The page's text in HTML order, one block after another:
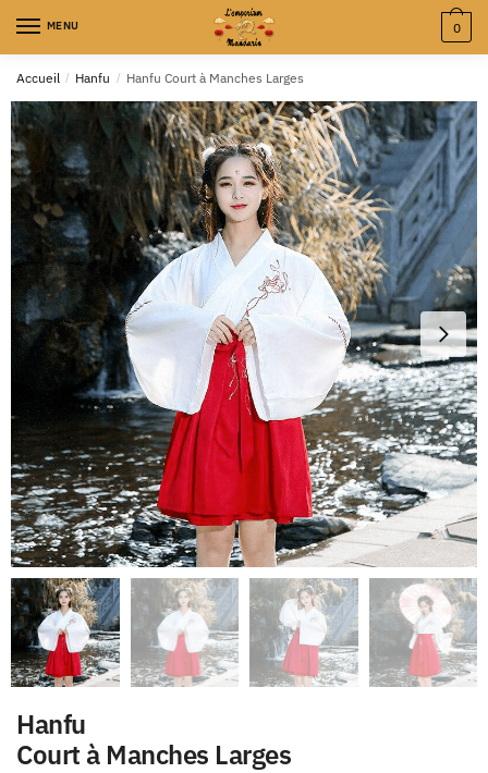
MENU 0
Accueil / Hanfu / Hanfu Court à Manches Larges
Hanfu
Court à Manches Larges